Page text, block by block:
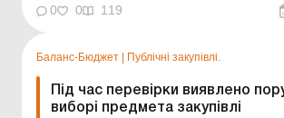
засобів (ОСЦПВ), яке на практиці
«автоцивілкою», – найбільш
0 0 119
Баланс-Бюджет Публічні закупівлі.
Під час перевірки виявлено
виборі предмета закупівлі